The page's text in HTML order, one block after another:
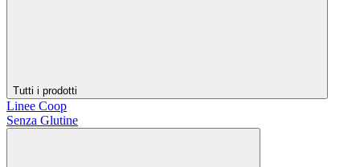
Tutti i prodotti
Linee Coop
Senza Glutine